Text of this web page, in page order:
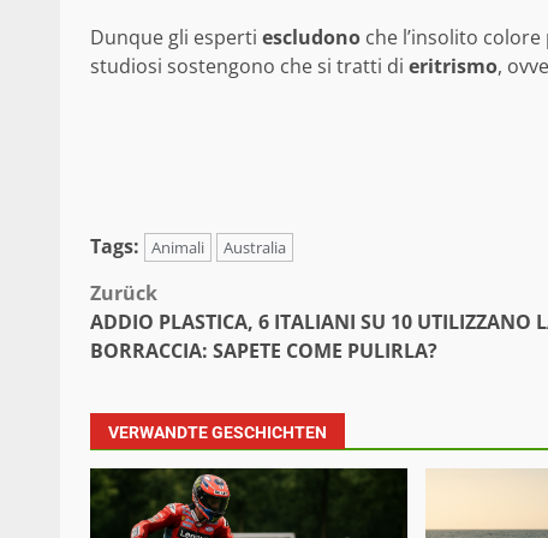
Dunque gli esperti escludono che l’insolito
studiosi sostengono che si tratti di eritrismo,
Tags: Animali Australia
Beitragsnavigation
Zurück
ADDIO PLASTICA, 6 ITALIANI SU 10 UTILIZZANO
BORRACCIA: SAPETE COME PULIRLA?
VERWANDTE GESCHICHTEN